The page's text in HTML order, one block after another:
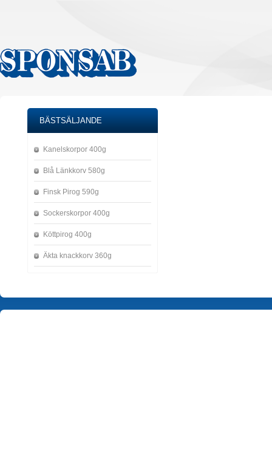
BÄSTSÄLJANDE
Kanelskorpor 400g
Blå Länkkorv 580g
Finsk Pirog 590g
Sockerskorpor 400g
Köttpirog 400g
Äkta knackkorv 360g